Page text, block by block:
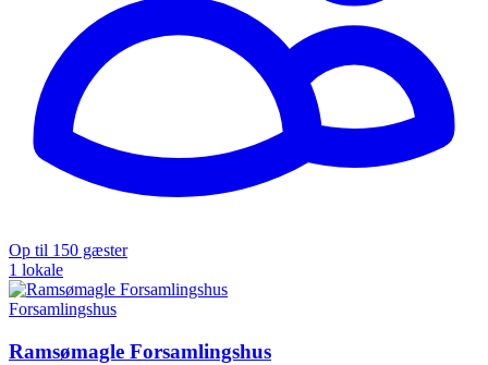
Op til 150 gæster
1 lokale
Forsamlingshus
Ramsømagle Forsamlingshus